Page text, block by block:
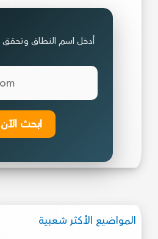
أدخل اسم النطاق وتحقق
ابحث الآن
المواضيع الأكثر شعبية